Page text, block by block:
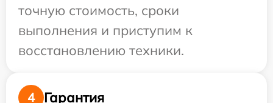
точную стоимость, сроки
выполнения и приступим к
восстановлению техники.
4 Гарантия